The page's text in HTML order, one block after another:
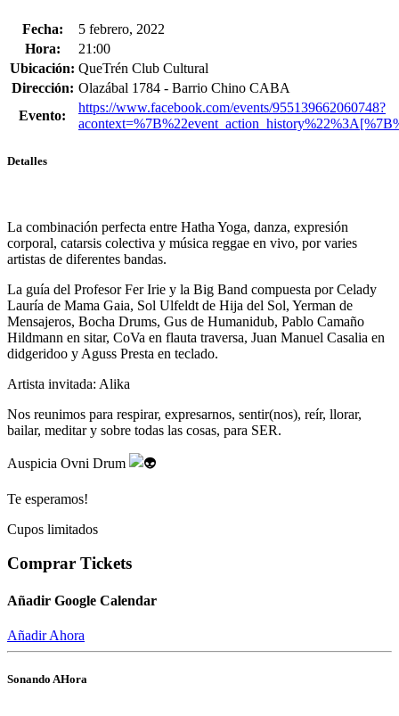
Fecha:
5 febrero, 2022
Hora:
21:00
Ubicación: QueTrén Club Cultural
Dirección: Olazábal 1784 - Barrio Chino CABA
Evento:
https://www.facebook.com/events/955139662060748?
Detalles
La combinación perfecta entre Hatha Yoga, danza, expresión
corporal, catarsis colectiva y música reggae en vivo, por varies
artistas de diferentes bandas.
La guía del Profesor Fer Irie y la Big Band compuesta por Celady
Lauría de Mama Gaia, Sol Ulfeldt de Hija del Sol, Yerman de
Mensajeros, Bocha Drums, Gus de Humanidub, Pablo Camaño
Hildmann en sitar, CoVa en flauta traversa, Juan Manuel Casalia en
didgeridoo y Aguss Presta en teclado.
Artista invitada: Alika
Nos reunimos para respirar, expresarnos, sentir(nos), reír, llorar,
bailar, meditar y sobre todas las cosas, para SER.
Auspicia Ovni Drum
Te esperamos!
Cupos limitados
Comprar Tickets
Añadir Google Calendar
Añadir Ahora
Sonando AHora